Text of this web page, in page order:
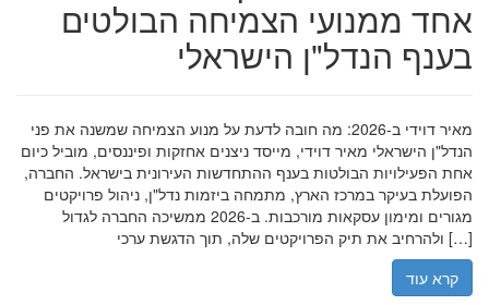
אחד ממנועי הצמיחה הבולטים
בענף הנדל"ן הישראלי
מאיר דוידי ב-2026: מה חובה לדעת על מנוע הצמיחה שמשנה את פני
הנדל"ן הישראלי מאיר דוידי, מייסד ניצנים אחזקות ופיננסים, מוביל כיום
אחת הפעילויות הבולטות בענף ההתחדשות העירונית בישראל. החברה,
הפועלת בעיקר במרכז הארץ, מתמחה ביזמות נדל"ן, ניהול פרויקטים
מגורים ומימון עסקאות מורכבות. ב-2026 ממשיכה החברה לגדול
ולהרחיב את תיק הפרויקטים שלה, תוך הדגשת ערכי […]
קרא עוד